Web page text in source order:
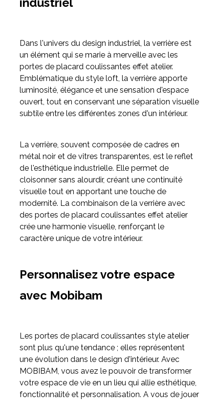
industriel
Dans l'univers du design industriel, la verrière est
un élément qui se marie à merveille avec les
portes de placard coulissantes effet atelier.
Emblématique du style loft, la verrière apporte
luminosité, élégance et une sensation d'espace
ouvert, tout en conservant une séparation visuelle
subtile entre les différentes zones d'un intérieur.
La verrière, souvent composée de cadres en
métal noir et de vitres transparentes, est le reflet
de l'esthétique industrielle. Elle permet de
cloisonner sans alourdir, créant une continuité
visuelle tout en apportant une touche de
modernité. La combinaison de la verrière avec
des portes de placard coulissantes effet atelier
crée une harmonie visuelle, renforçant le
caractère unique de votre intérieur.
Personnalisez votre espace
avec Mobibam
Les portes de placard coulissantes style atelier
sont plus qu'une tendance ; elles représentent
une évolution dans le design d'intérieur. Avec
MOBIBAM, vous avez le pouvoir de transformer
votre espace de vie en un lieu qui allie esthétique,
fonctionnalité et personnalisation. A vous de jouer